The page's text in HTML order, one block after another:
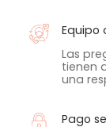
Equipo
Las
tienen
una
Pago